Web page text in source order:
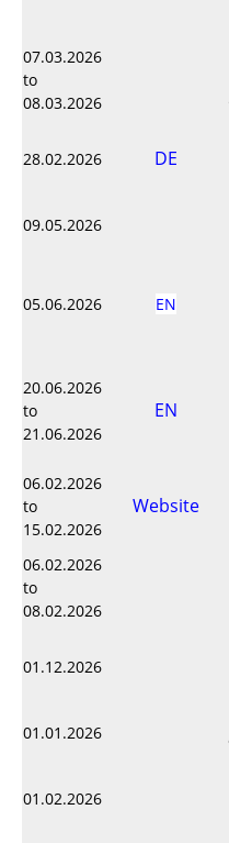
07.03.2026
to
08.03.2026
28.02.2026 DE
09.05.2026
05.06.2026 EN
20.06.2026
to
21.06.2026
EN
06.02.2026
to
15.02.2026
Website
06.02.2026
to
08.02.2026
01.12.2026
01.01.2026
01.02.2026